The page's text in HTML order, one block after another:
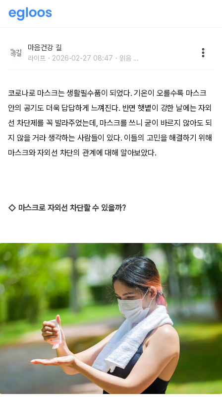
마음건강 길
라이프 2026-02-27 08:47 읽음 ...
코로나로 마스크는 생활필수품이 되었다. 기온이 오를수록 마스크
안의 공기도 더욱 답답하게 느껴진다. 반면 햇볕이 강한 날에는 자외
선 차단제를 꼭 발라주었는데, 마스크를 쓰니 굳이 바르지 않아도 되
지 않을 거라 생각하는 사람들이 있다. 이들의 고민을 해결하기 위해
마스크와 자외선 차단의 관계에 대해 알아보았다.
◇ 마스크로 자외선 차단할 수 있을까?